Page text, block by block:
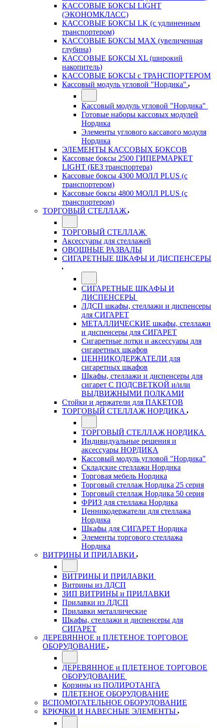
КАССОВЫЕ БОКСЫ LIGHT
(ЭКОНОМКЛАСС)
КАССОВЫЕ БОКСЫ LK (с удлиненным
транспортером)
КАССОВЫЕ БОКСЫ MAX (увеличенная
глубина)
КАССОВЫЕ БОКСЫ XL (широкий
накопитель)
КАССОВЫЕ БОКСЫ с ТРАНСПОРТЕРОМ
Кассовый модуль угловой "Нордика"
Кассовый модуль угловой "Нордика"
Готовые наборы кассовых модулей
Нордика
Элементы углового кассавого модуля
Нордика
ЭЛЕМЕНТЫ КАССОВЫХ БОКСОВ
Кассовые боксы 2500 ГИПЕРМАРКЕТ
LIGHT (БЕЗ транспортера)
Кассовые боксы 4300 МОЛЛ PLUS (с
транспортером)
Кассовые боксы 4800 МОЛЛ PLUS (с
транспортером)
ТОРГОВЫЙ СТЕЛЛАЖ
ТОРГОВЫЙ СТЕЛЛАЖ
Аксессуары для стеллажей
ОВОЩНЫЕ РАЗВАЛЫ
СИГАРЕТНЫЕ ШКАФЫ И ДИСПЕНСЕРЫ
СИГАРЕТНЫЕ ШКАФЫ И
ДИСПЕНСЕРЫ
ЛДСП шкафы, стеллажи и диспенсеры
для СИГАРЕТ
МЕТАЛЛИЧЕСКИЕ шкафы, стеллажи
и диспенсеры для СИГАРЕТ
Сигаретные лотки и аксессуары для
сигаретных шкафов
ЦЕННИКОДЕРЖАТЕЛИ для
сигаретных шкафов
Шкафы, стеллажи и диспенсеры для
сигарет С ПОДСВЕТКОЙ и/или
ВЫДВИЖНЫМИ ПОЛКАМИ
Стойки и держатели для ПАКЕТОВ
ТОРГОВЫЙ СТЕЛЛАЖ НОРДИКА
ТОРГОВЫЙ СТЕЛЛАЖ НОРДИКА
Индивидуальные решения и
аксессуары НОРДИКА
Кассовый модуль угловой "Нордика"
Складские стеллажи Нордика
Торговая мебель Нордика
Торговый стеллаж Нордика 25 серия
Торговый стеллаж Нордика 50 серия
ФРИЗ для стеллажа Нордика
Ценникодержатели для стеллажа
Нордика
Шкафы для СИГАРЕТ Нордика
Элементы торгового стеллажа
Нордика
ВИТРИНЫ И ПРИЛАВКИ
ВИТРИНЫ И ПРИЛАВКИ
Витрины из ЛДСП
ЗИП ВИТРИНЫ и ПРИЛАВКИ
Прилавки из ЛДСП
Прилавки металлические
Шкафы, стеллажи и диспенсеры для
СИГАРЕТ
ДЕРЕВЯННОЕ и ПЛЕТЕНОЕ ТОРГОВОЕ
ОБОРУДОВАНИЕ
ДЕРЕВЯННОЕ и ПЛЕТЕНОЕ ТОРГОВОЕ
ОБОРУДОВАНИЕ
Корзины из ПОЛИРОТАНГА
ПЛЕТЕНОЕ ОБОРУДОВАНИЕ
ВСПОМОГАТЕЛЬНОЕ ОБОРУДОВАНИЕ
КРЮЧКИ И НАВЕСНЫЕ ЭЛЕМЕНТЫ